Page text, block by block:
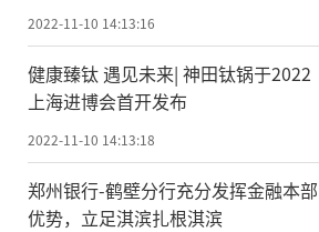
2022-11-10 14:13:16
健康臻钛 遇见未来| 神田钛锅于2022
上海进博会首开发布
2022-11-10 14:13:18
郑州银行-鹤壁分行充分发挥金融本部
优势，立足淇滨扎根淇滨